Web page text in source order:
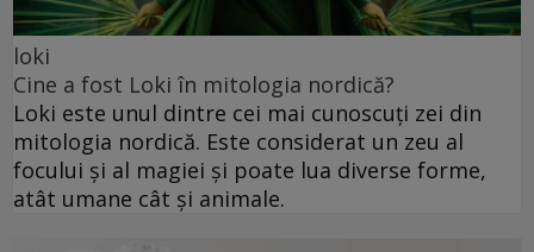
loki
Cine a fost Loki în mitologia nordică?
Loki este unul dintre cei mai cunoscuți zei din
mitologia nordică. Este considerat un zeu al
focului și al magiei și poate lua diverse forme,
atât umane cât și animale.